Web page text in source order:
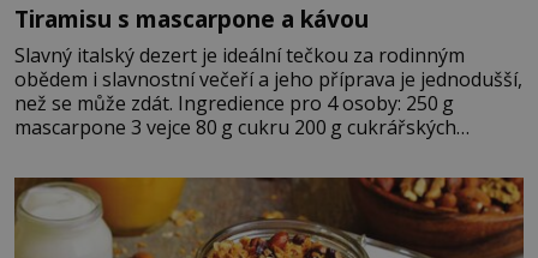
Tiramisu s mascarpone a kávou
Slavný italský dezert je ideální tečkou za rodinným
obědem i slavnostní večeří a jeho příprava je jednodušší,
než se může zdát. Ingredience pro 4 osoby: 250 g
mascarpone 3 vejce 80 g cukru 200 g cukrářských
posypání Postup: Oddělte žloutky od bílků. Žloutky
vyšlehejte s cukrem do světlé pěny a postupně do nich
vmíchejte mascarpone, aby vznikl hladký